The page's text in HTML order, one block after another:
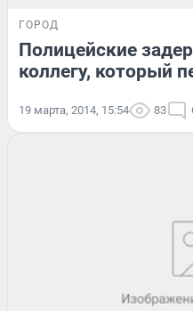
ГОРОД
Полицейские
коллегу, который
19 марта, 2014, 15:54 83